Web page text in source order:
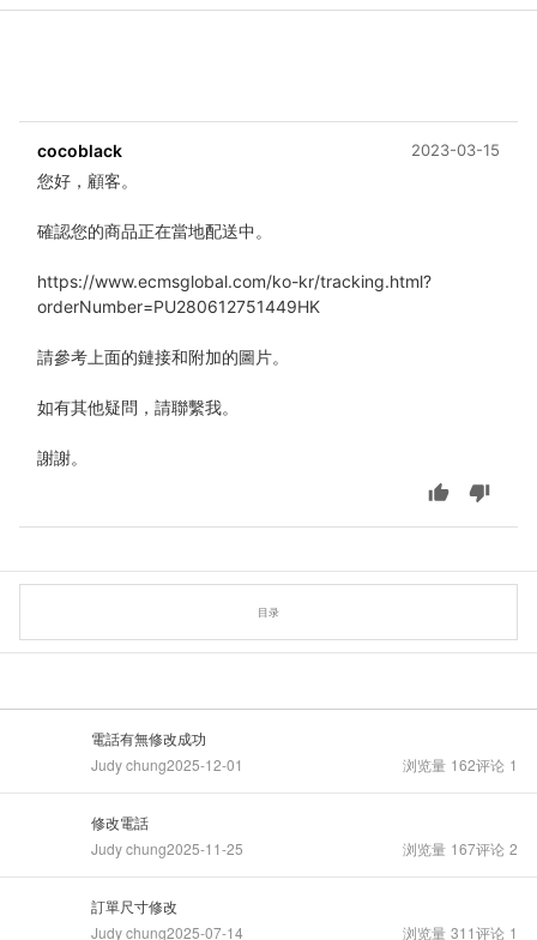
cocoblack 2023-03-15
您好，顧客。
確認您的商品正在當地配送中。
https://www.ecmsglobal.com/ko-kr/tracking.html?
orderNumber=PU280612751449HK
請參考上面的鏈接和附加的圖片。
如有其他疑問，請聯繫我。
謝謝。
目录
電話有無修改成功
Judy chung2025-12-01 浏览量 162评论 1
修改電話
Judy chung2025-11-25 浏览量 167评论 2
訂單尺寸修改
Judy chung2025-07-14 浏览量 311评论 1